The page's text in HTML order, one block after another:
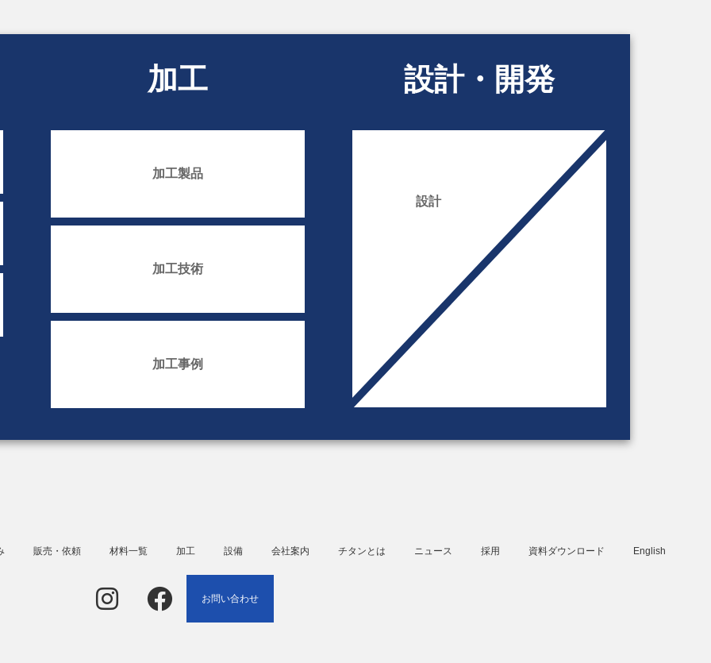
加工
加工製品
加工技術
加工事例
設計・開発
設計
開発
販売・依頼 材料一覧 加工 設備 会社案内 チタンとは ニュース 採用 資料ダウンロード English
お問い合わせ